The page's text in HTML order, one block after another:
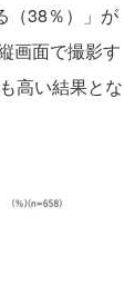
（38％）」が
画面で撮影す
高い結果とな